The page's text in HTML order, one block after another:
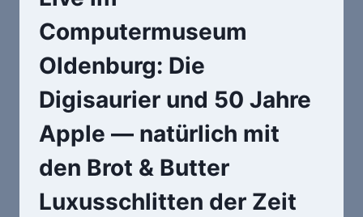
Computermuseum
Oldenburg: Die
Digisaurier und 50 Jahre
Apple — natürlich mit
den Brot & Butter
Luxusschlitten der Zeit